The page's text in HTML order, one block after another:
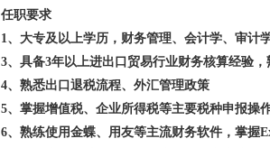
任职要求
1、大专及以上学历，财务管理、会计学、审计
3、具备3年以上进出口贸易行业财务核算经验
4、熟悉出口退税流程、外汇管理政策
5、掌握增值税、企业所得税等主要税种申报操
6、熟练使用金蝶、用友等主流财务软件，掌握